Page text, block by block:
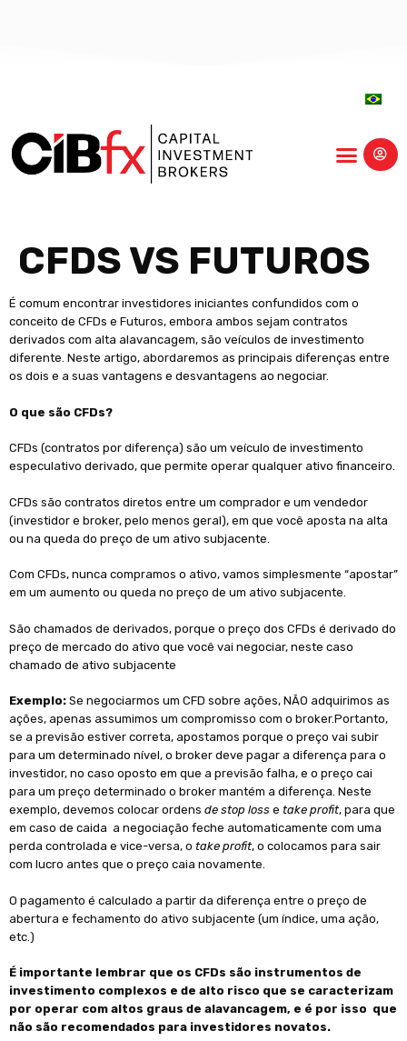
CFDS VS FUTUROS
É comum encontrar investidores iniciantes confundidos com o
conceito de CFDs e Futuros, embora ambos sejam contratos
derivados com alta alavancagem, são veículos de investimento
diferente. Neste artigo, abordaremos as principais diferenças entre
os dois e a suas vantagens e desvantagens ao negociar.
O que são CFDs?
CFDs (contratos por diferença) são um veículo de investimento
especulativo derivado, que permite operar qualquer ativo financeiro.
CFDs são contratos diretos entre um comprador e um vendedor
(investidor e broker, pelo menos geral), em que você aposta na alta
ou na queda do preço de um ativo subjacente.
Com CFDs, nunca compramos o ativo, vamos simplesmente “apostar”
em um aumento ou queda no preço de um ativo subjacente.
São chamados de derivados, porque o preço dos CFDs é derivado do
preço de mercado do ativo que você vai negociar, neste caso
chamado de ativo subjacente
Exemplo: Se negociarmos um CFD sobre ações, NÃO adquirimos as
ações, apenas assumimos um compromisso com o broker.Portanto,
se a previsão estiver correta, apostamos porque o preço vai subir
para um determinado nível, o broker deve pagar a diferença para o
investidor, no caso oposto em que a previsão falha, e o preço cai
para um preço determinado o broker mantém a diferença. Neste
exemplo, devemos colocar ordens de stop loss e take profit, para que
em caso de caida a negociação feche automaticamente com uma
perda controlada e vice-versa, o take profit, o colocamos para sair
com lucro antes que o preço caia novamente.
O pagamento é calculado a partir da diferença entre o preço de
abertura e fechamento do ativo subjacente (um índice, uma ação,
etc.)
É importante lembrar que os CFDs são instrumentos de
investimento complexos e de alto risco que se caracterizam
por operar com altos graus de alavancagem, e é por isso que
não são recomendados para investidores novatos.